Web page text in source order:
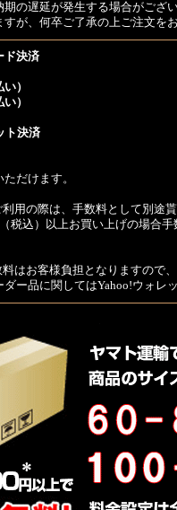
の遅延が発生する場合がござい
すが、何卒ご了承の上ご注文を
ド決済
）
）
ト決済
だけます。
用の際は、手数料として別途貰
税込）以上お買い上げの場合
はお客様負担となりますので、
ー品に関してはYahoo!ウォレ